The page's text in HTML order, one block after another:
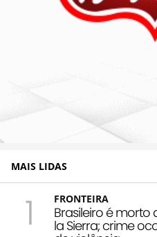
MAIS LIDAS
1 FRONTEIRA
Brasileiro é morto
la Sierra; crime